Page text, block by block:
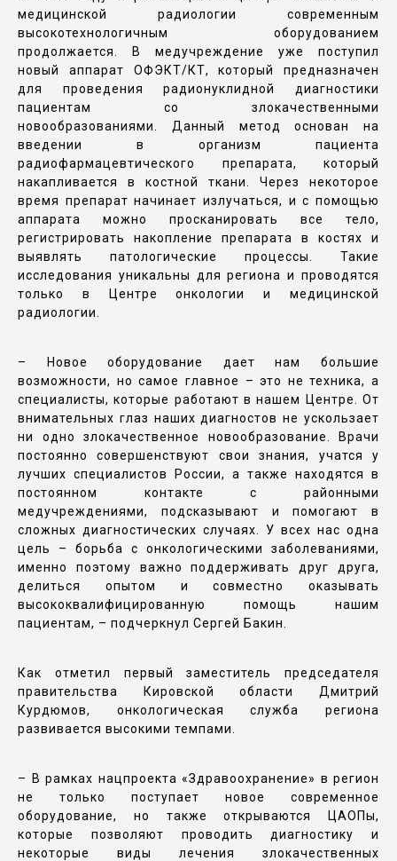
медицинской радиологии современным
высокотехнологичным оборудованием
продолжается. В медучреждение уже поступил
новый аппарат ОФЭКТ/КТ, который предназначен
для проведения радионуклидной диагностики
пациентам со злокачественными
новообразованиями. Данный метод основан на
введении в организм пациента
радиофармацевтического препарата, который
накапливается в костной ткани. Через некоторое
время препарат начинает излучаться, и с помощью
аппарата можно просканировать все тело,
регистрировать накопление препарата в костях и
выявлять патологические процессы. Такие
исследования уникальны для региона и проводятся
только в Центре онкологии и медицинской
радиологии.
– Новое оборудование дает нам большие
возможности, но самое главное – это не техника, а
специалисты, которые работают в нашем Центре. От
внимательных глаз наших диагностов не ускользает
ни одно злокачественное новообразование. Врачи
постоянно совершенствуют свои знания, учатся у
лучших специалистов России, а также находятся в
постоянном контакте с районными
медучреждениями, подсказывают и помогают в
сложных диагностических случаях. У всех нас одна
цель – борьба с онкологическими заболеваниями,
именно поэтому важно поддерживать друг друга,
делиться опытом и совместно оказывать
высококвалифицированную помощь нашим
пациентам, – подчеркнул Сергей Бакин.
Как отметил первый заместитель председателя
правительства Кировской области Дмитрий
Курдюмов, онкологическая служба региона
развивается высокими темпами.
– В рамках нацпроекта «Здравоохранение» в регион
не только поступает новое современное
оборудование, но также открываются ЦАОПы,
которые позволяют проводить диагностику и
некоторые виды лечения злокачественных